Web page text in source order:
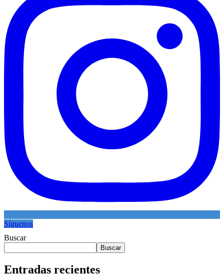
Síguenos
Buscar
Buscar
Entradas recientes